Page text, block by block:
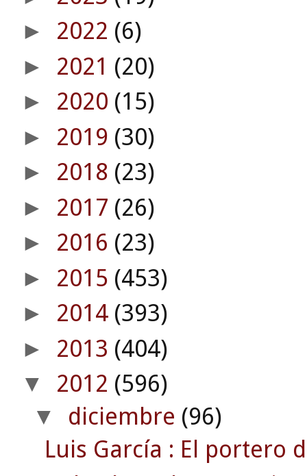
► 2022 (6)
► 2021 (20)
► 2020 (15)
► 2019 (30)
► 2018 (23)
► 2017 (26)
► 2016 (23)
► 2015 (453)
► 2014 (393)
► 2013 (404)
▼ 2012 (596)
▼ diciembre (96)
Luis García : El portero